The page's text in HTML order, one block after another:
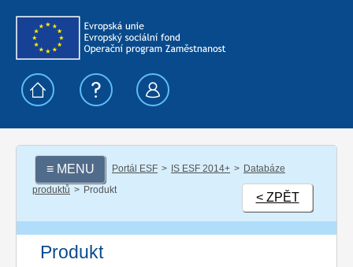
≡ MENU Portál ESF IS ESF 2014+
Databáze
produktů
Produkt
< ZPĚT
Produkt